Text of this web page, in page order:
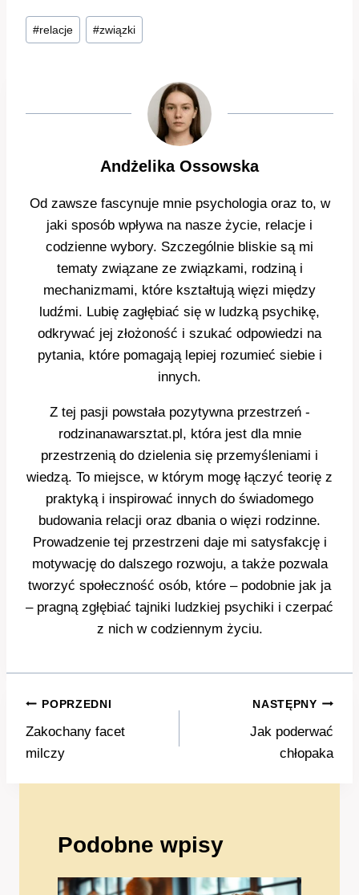
Tagi
wpisu:
#relacje #związki
Andżelika Ossowska
Od zawsze fascynuje mnie psychologia oraz to, w
jaki sposób wpływa na nasze życie, relacje i
codzienne wybory. Szczególnie bliskie są mi
tematy związane ze związkami, rodziną i
mechanizmami, które kształtują więzi między
ludźmi. Lubię zagłębiać się w ludzką psychikę,
odkrywać jej złożoność i szukać odpowiedzi na
pytania, które pomagają lepiej rozumieć siebie i
innych.
Z tej pasji powstała pozytywna przestrzeń -
rodzinanawarsztat.pl, która jest dla mnie
przestrzenią do dzielenia się przemyśleniami i
wiedzą. To miejsce, w którym mogę łączyć teorię z
praktyką i inspirować innych do świadomego
budowania relacji oraz dbania o więzi rodzinne.
Prowadzenie tej przestrzeni daje mi satysfakcję i
motywację do dalszego rozwoju, a także pozwala
tworzyć społeczność osób, które – podobnie jak ja
– pragną zgłębiać tajniki ludzkiej psychiki i czerpać
z nich w codziennym życiu.
Nawigacja
wpisu
POPRZEDNI
Zakochany facet
milczy
NASTĘPNY
Jak poderwać
chłopaka
Podobne wpisy